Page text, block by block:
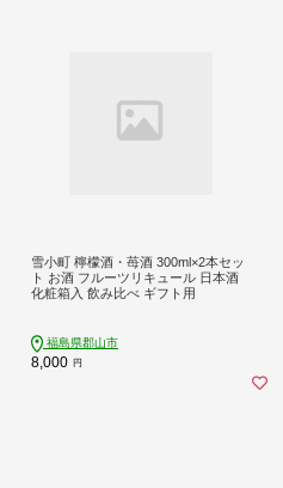
雪小町 檸檬酒・苺酒 300ml×2本セッ
ト お酒 フルーツリキュール 日本酒
化粧箱入 飲み比べ ギフト用
福島県郡山市
8,000 円